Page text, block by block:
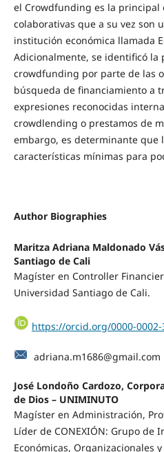
el Crowdfunding es la principal
colaborativas que a su vez son
institución económica llamada
Adicionalmente, se identificó la
crowdfunding por parte de las
búsqueda de financiamiento a
expresiones reconocidas
crowdlending o prestamos de
embargo, es determinante que
características mínimas para
Author Biographies
Maritza Adriana Maldonado
Santiago de Cali
Magíster en Controller
Universidad Santiago de Cali.
https://orcid.org/0000-0002-
adriana.m1686@gmail.com
José Londoño Cardozo,
de Dios – UNIMINUTO
Magíster en Administración,
Líder de CONEXIÓN: Grupo de
Económicas, Organizacionales